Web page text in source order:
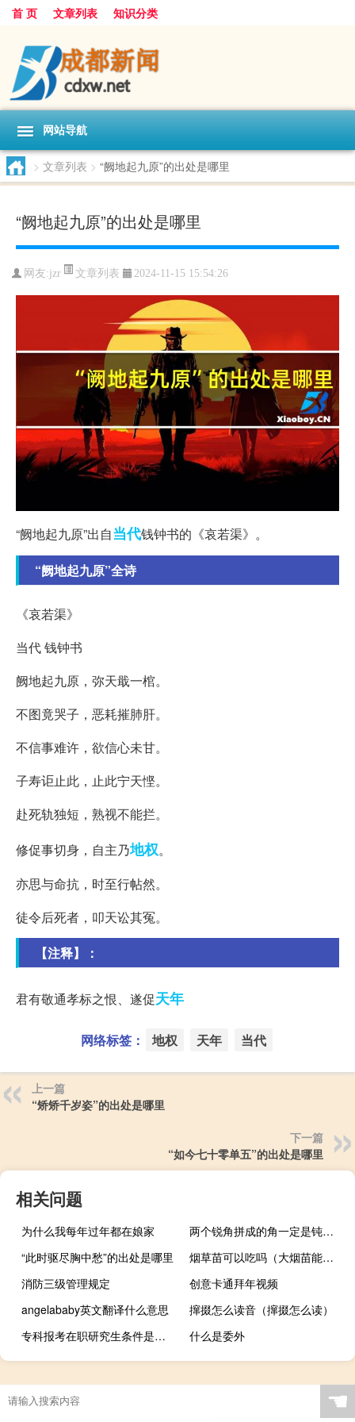
首 页 文章列表 知识分类
网站导航
> 文章列表 > “阙地起九原”的出处是哪里
“阙地起九原”的出处是哪里
网友:jzr 文章列表 2024-11-15 15:54:26
“阙地起九原”出自当代钱钟书的《哀若渠》。
“阙地起九原”全诗
《哀若渠》
当代 钱钟书
阙地起九原，弥天戢一棺。
不图竟哭子，恶耗摧肺肝。
不信事难许，欲信心未甘。
子寿讵止此，止此宁天悭。
赴死轨独短，熟视不能拦。
修促事切身，自主乃地权。
亦思与命抗，时至行帖然。
徒令后死者，叩天讼其冤。
【注释】：
君有敬通孝标之恨、遂促天年
网络标签： 地权 天年 当代
上一篇
“矫矫千岁姿”的出处是哪里
下一篇
“如今七十零单五”的出处是哪里
相关问题
为什么我每年过年都在娘家
两个锐角拼成的角一定是钝角吗
“此时驱尽胸中愁”的出处是哪里
烟草苗可以吃吗（大烟苗能不能吃）
消防三级管理规定
创意卡通拜年视频
angelababy英文翻译什么意思
撺掇怎么读音（撺掇怎么读）
专科报考在职研究生条件是什么
什么是委外
☚